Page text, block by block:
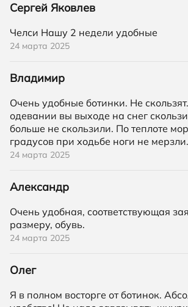
Сергей Яковлев
Челси Нашу 2 недели удобные
24 марта 2025
Владимир
Очень удобные ботинки. Не
одевании вы выходе на снег
больше не скользили. По теплоте
градусов при ходьбе ноги не мерзли.
24 марта 2025
Александр
Очень удобная, соответствующая
размеру, обувь.
24 марта 2025
Олег
Я в полном восторге от ботинок.